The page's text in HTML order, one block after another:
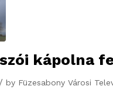
kápolna
/ by Füzesabony Városi